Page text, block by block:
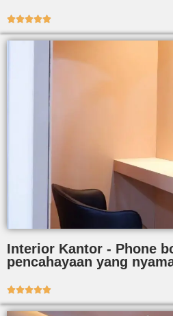

Interior Kantor - Phone
pencahayaan yang
